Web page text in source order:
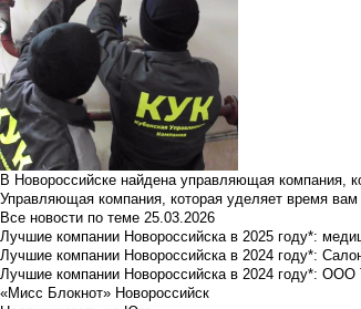
В Новороссийске найдена управляющая компания,
Управляющая компания, которая уделяет время
Все новости по теме 25.03.2026
Лучшие компании Новороссийска в 2025 году*:
Лучшие компании Новороссийска в 2024 году*:
Лучшие компании Новороссийска в 2024 году*:
«Мисс Блокнот» Новороссийск